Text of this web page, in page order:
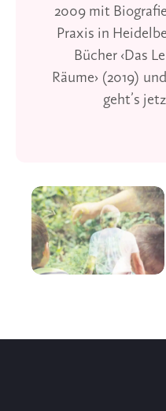
2009 mit
Praxis in
Bücher ‹Das
Räume› (2019)
geht’s